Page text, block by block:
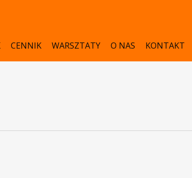
CENNIK WARSZTATY O NAS KONTAKT